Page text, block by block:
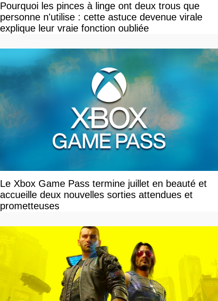
Pourquoi les pinces à linge ont deux trous que
personne n'utilise : cette astuce devenue virale
explique leur vraie fonction oubliée
Le Xbox Game Pass termine juillet en beauté et
accueille deux nouvelles sorties attendues et
prometteuses